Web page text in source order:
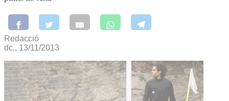
Redacció
dc., 13/11/2013